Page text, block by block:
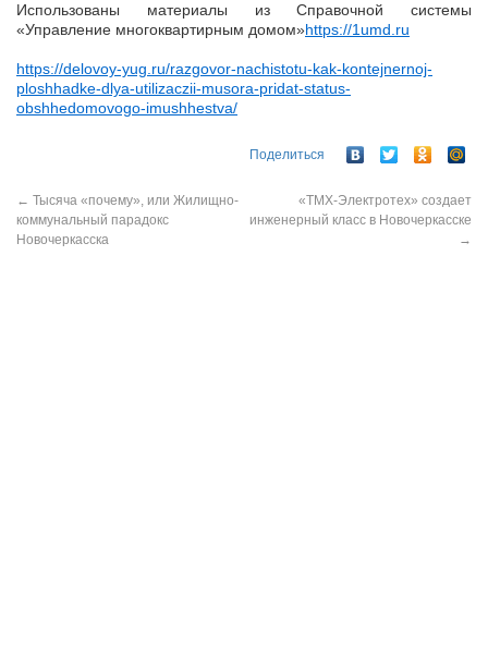
Использованы материалы из Справочной системы
«Управление многоквартирным домом»https://1umd.ru
https://delovoy-yug.ru/razgovor-nachistotu-kak-kontejnernoj-
ploshhadke-dlya-utilizaczii-musora-pridat-status-
obshhedomovogo-imushhestva/
Поделиться
← Тысяча «почему», или Жилищно-
коммунальный парадокс
Новочеркасска
«ТМХ-Электротех» создает
инженерный класс в Новочеркасске
→